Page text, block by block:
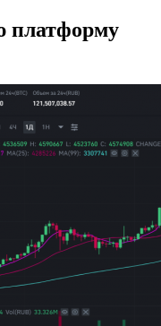
платформу